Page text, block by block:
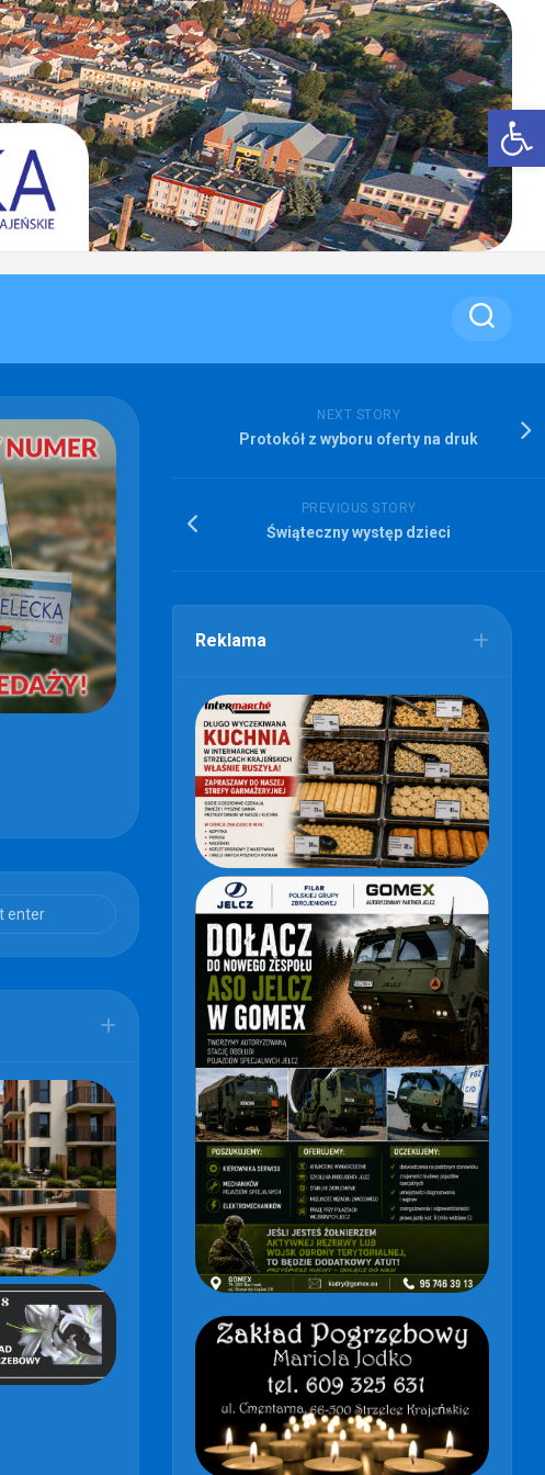
NEXT STORY
Protokół z wyboru oferty na druk
PREVIOUS STORY
Świąteczny występ dzieci
Reklama